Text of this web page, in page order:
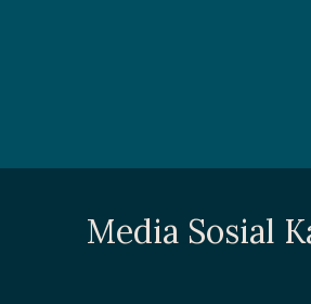
Media Sosial